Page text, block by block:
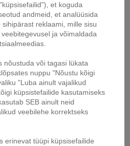
korgitser rõõmustab kindlasti tõelise
stiilne, millega saab hõlpsasti
usaldusväärne "liblika" disain, kui
käepidet, et kork välja tõmmata.
lihtsalt alla ja kork kukub ise
kuni 250° C) ja
et koguda
andmeid, et analüüsida
reklaami, mille sisu
ja võimaldada
nõustuda või tagasi lükata
nuppu "Nõustu kõigi
"Luba ainult vajalikud
küpsistefailide kasutamiseks
SEB ainult neid
veebilehe korrektseks
erinevat tüüpi küpsisefailide